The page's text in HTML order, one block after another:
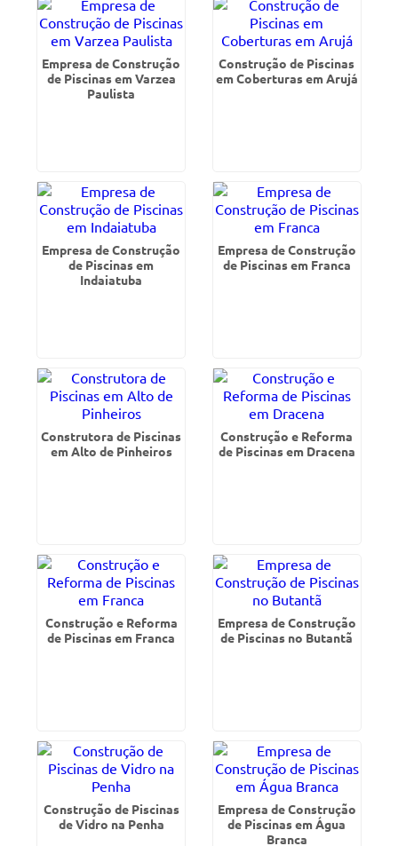
Empresa de Construção
de Piscinas em Varzea
Paulista
Construção de Piscinas
em Coberturas em Arujá
Empresa de Construção
de Piscinas em
Indaiatuba
Empresa de Construção
de Piscinas em Franca
Construtora de Piscinas
em Alto de Pinheiros
Construção e Reforma
de Piscinas em Dracena
Construção e Reforma
de Piscinas em Franca
Empresa de Construção
de Piscinas no Butantã
Construção de Piscinas
de Vidro na Penha
Empresa de Construção
de Piscinas em Água
Branca